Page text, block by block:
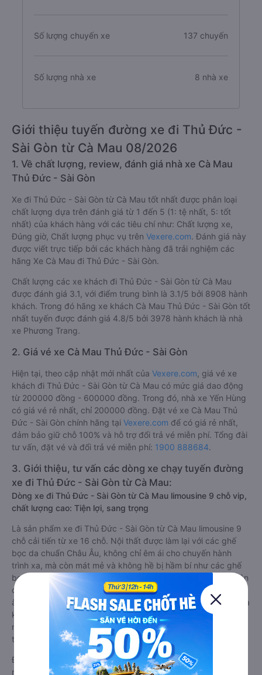
Số lượng chuyến xe 137 chuyến
Số lượng nhà xe 8 nhà xe
Giới thiệu tuyến đường xe đi Thủ Đức -
Sài Gòn từ Cà Mau 08/2026
1. Về chất lượng, review, đánh giá nhà xe Cà Mau
Thủ Đức - Sài Gòn
Xe đi Thủ Đức - Sài Gòn từ Cà Mau tốt nhất được phân loại
chất lượng dựa trên đánh giá từ 1 đến 5 (1: tệ nhất, 5: tốt
nhất) của khách hàng với các tiêu chí như: Chất lượng xe,
Đúng giờ, Chất lượng phục vụ trên Vexere.com. Đánh giá này
được viết trực tiếp bởi các khách hàng đã trải nghiệm các
hãng Xe Cà Mau đi Thủ Đức - Sài Gòn.
Chất lượng các xe khách đi Thủ Đức - Sài Gòn từ Cà Mau
được đánh giá 3.1, với điểm trung bình là 3.1/5 bởi 8908 hành
khách. Trong đó hãng xe khách Cà Mau Thủ Đức - Sài Gòn tốt
nhất tuyến được đánh giá 4.8/5 bởi 3978 hành khách là nhà
xe Phương Trang.
2. Giá vé xe Cà Mau Thủ Đức - Sài Gòn
Hiện tại, theo cập nhật mới nhất của Vexere.com , giá vé xe
khách đi Thủ Đức - Sài Gòn từ Cà Mau có mức giá dao động
từ 200000 đồng - 600000 đồng. Trong đó, nhà xe Yến Hùng
có giá vé rẻ nhất, chỉ 200000 đồng. Đặt vé xe Cà Mau Thủ
Đức - Sài Gòn chính hãng tại Vexere.com để có giá rẻ nhất,
đảm bảo giữ chỗ 100% và hỗ trợ đổi trả vé miễn phí. Tổng đài
tư vấn, đặt vé và đổi trả vé miễn phí: 1900 888684.
3. Giới thiệu, tư vấn các dòng xe chạy tuyến đường
xe đi Thủ Đức - Sài Gòn từ Cà Mau:
Dòng xe đi Thủ Đức - Sài Gòn từ Cà Mau limousine 9 chỗ vip,
chất lượng cao: Tiện lợi, sang trọng
Là sản phẩm xe đi Thủ Đức - Sài Gòn từ Cà Mau limousine 9
chỗ cải tiến từ xe 16 chỗ. Nội thất được làm lại với các ghế
bọc da chuẩn Châu Âu, không chỉ êm ái cho chuyến hành
trình xa, mà còn mát mẻ và không hề bị hầm bí như các ghế
bọc da bình thường. Kèm theo các ghế có nhiều tiện nghi hiện
đại như ti-vi, tủ lạnh mini, ổ cắm usb, đèn đọc sách, hệ thống
âm thanh cao cấp. Có vách ngăn riêng biệt giữa khoang lái và
khoang hành khách. Khoảng cách giữa các ghế ngồi rất thoải
mái, không nhồi nhét. Luôn đáp ứng được nhu cầu về sang
trọng, thoải mái và tiện nghi trong việc di chuyển.
Đây là loại xe Cà Mau Thủ Đức - Sài Gòn có hỗ trợ đón/trả tận
nơi miễn phí tại nội thành Cà Mau và nội thành Thủ Đức - Sài